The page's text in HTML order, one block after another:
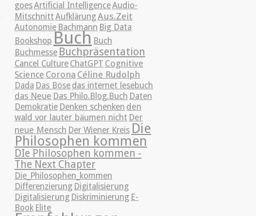
goesArtificial IntelligenceAudio-
Mitschnitt AufklärungAus.Zeit
Autonomie Bachmann Big Data
Bookshop Buch Buch
Buchmesse Buchpräsentation
Cancel Culture ChatGPT Cognitive
Science Corona Céline Rudolph
Dada Das Böse das internet lesebuch
das Neue Das Philo.Blog.Buch Daten
Demokratie Denken schenken den
wald vor lauter bäumen nicht Der
neue Mensch Der Wiener Kreis Die
Philosophen kommen
DIe Philosophen kommen -
The Next Chapter
Die_Philosophen_kommen
Differenzierung Digitalisierung
Digitalisierung Diskriminierung E-
Book Elite